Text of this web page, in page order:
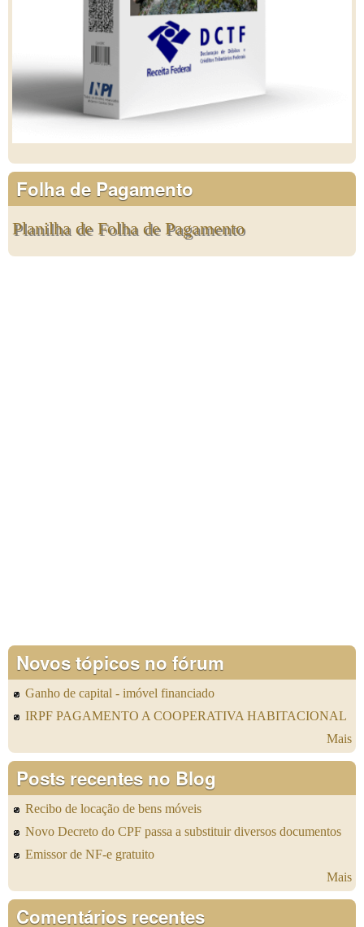
Folha de Pagamento
Planilha de Folha de Pagamento
Novos tópicos no fórum
Ganho de capital - imóvel financiado
IRPF PAGAMENTO A COOPERATIVA HABITACIONAL
Mais
Posts recentes no Blog
Recibo de locação de bens móveis
Novo Decreto do CPF passa a substituir diversos documentos
Emissor de NF-e gratuito
Mais
Comentários recentes